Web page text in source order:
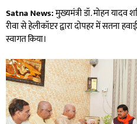
Satna News:मुख्यमंत्री डॉ. मोहन यादव
रीवा से हेलीकॉप्टर द्वारा दोपहर में सतना
स्वागत किया।